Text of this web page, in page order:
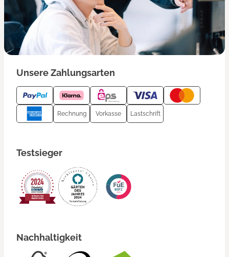
Unsere Zahlungsarten
Rechnung Vorkasse Lastschrift
Testsieger
Nachhaltigkeit